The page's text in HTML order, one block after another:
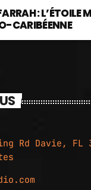
: L’ÉTOILE
CARIBÉENNE
Rd Davie, FL